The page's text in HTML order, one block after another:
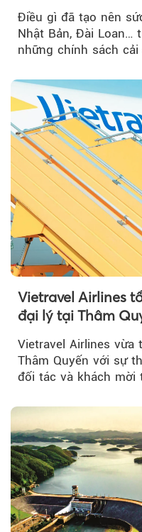
Điều gì đã tạo nên
Nhật Bản, Đài Loan…
những chính sách
Vietravel Airlines
đại lý tại Thâm
đường bay thẳng
Vietravel Airlines
Thâm Quyến với sự
đối tác và khách mời